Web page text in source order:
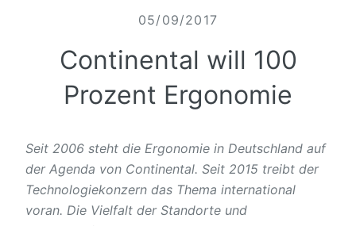
05/09/2017
Continental will 100
Prozent Ergonomie
Seit 2006 steht die Ergonomie in Deutschland auf
der Agenda von Continental. Seit 2015 treibt der
Technologiekonzern das Thema international
voran. Die Vielfalt der Standorte und